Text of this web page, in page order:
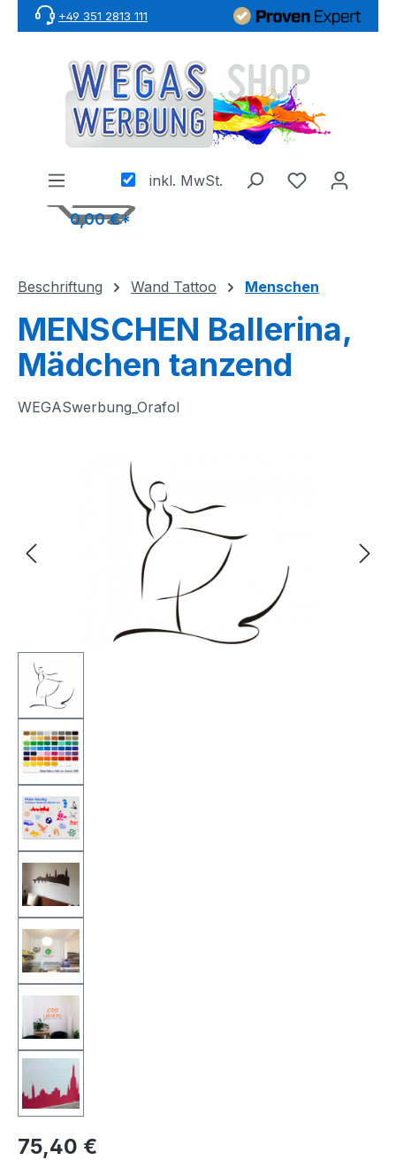
Zum Hauptinhalt springen
+49 351 2813 111
inkl. MwSt.
0,00 €*
Beschriftung Wand Tattoo Menschen
MENSCHEN Ballerina,
Mädchen tanzend
WEGASwerbung_Orafol
Bildergalerie überspringen
75,40 €